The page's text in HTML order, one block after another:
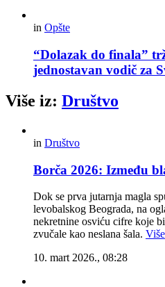
in Opšte
“Dolazak do finala”
jednostavan vodič za
Više iz: Društvo
in Društvo
Borča 2026: Između
Dok se prva jutarnja magla
levobalskog Beograda, na
nekretnine osviću cifre koje
zvučale kao neslana šala. Više
10. mart 2026., 08:28